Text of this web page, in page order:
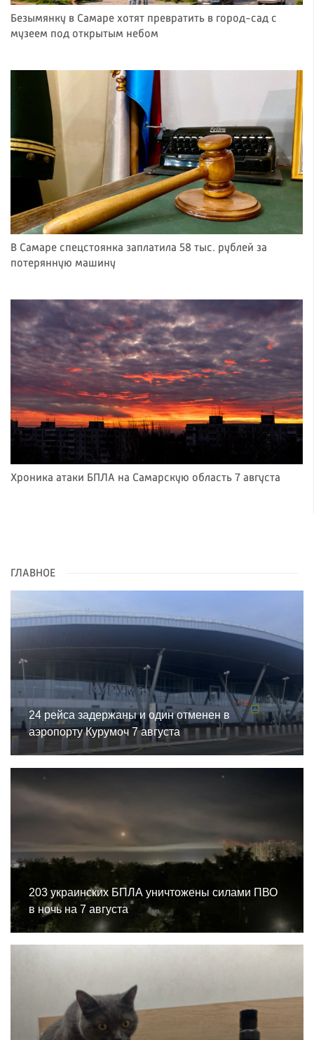
Безымянку в Самаре хотят превратить в город-сад с
музеем под открытым небом
В Самаре спецстоянка заплатила 58 тыс. рублей за
потерянную машину
Хроника атаки БПЛА на Самарскую область 7 августа
ГЛАВНОЕ
24 рейса задержаны и один отменен в
аэропорту Курумоч 7 августа
203 украинских БПЛА уничтожены силами ПВО
в ночь на 7 августа